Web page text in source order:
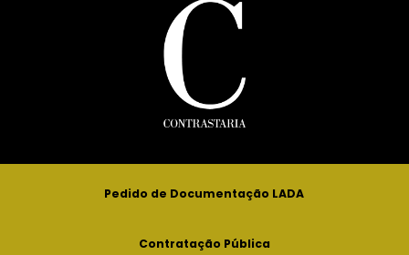
Pedido de Documentação LADA
Contratação Pública